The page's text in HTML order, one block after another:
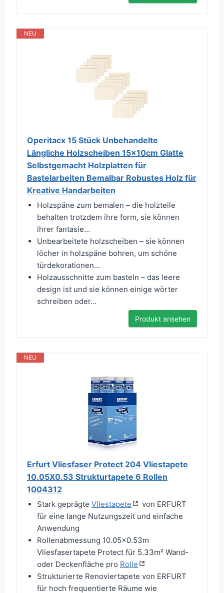
NEU
Operitacx 15 Stück Unbehandelte
Längliche Holzscheiben 15x10cm Glatte
Selbstgemacht Holzplatten für
Bastelarbeiten Bemalbar Robustes Holz für
Kreative Handarbeiten
Holzspäne zum bemalen – die holzteile
behalten trotzdem ihre form, sie können
ihrer fantasie...
Unbearbeitete holzscheiben – sie können
löcher in holzspäne bohren, um schöne
türdekorationen...
Holzausschnitte zum basteln – das leere
design ist und sie können einige wörter
schreiben oder...
Produkt ansehen
NEU
Erfurt Vliesfaser Protect 204 Vliestapete
10.05X0.53 Strukturtapete 6 Rollen
1004312
Stark geprägte Vliestapete
von ERFURT
für eine lange Nutzungszeit und einfache
Anwendung
Rollenabmessung 10.05x0.53m
Vliesfasertapete Protect für 5.33m² Wand-
oder Deckenfläche pro Rolle
Strukturierte Renoviertapete von ERFURT
für hoch frequentierte Räume wie